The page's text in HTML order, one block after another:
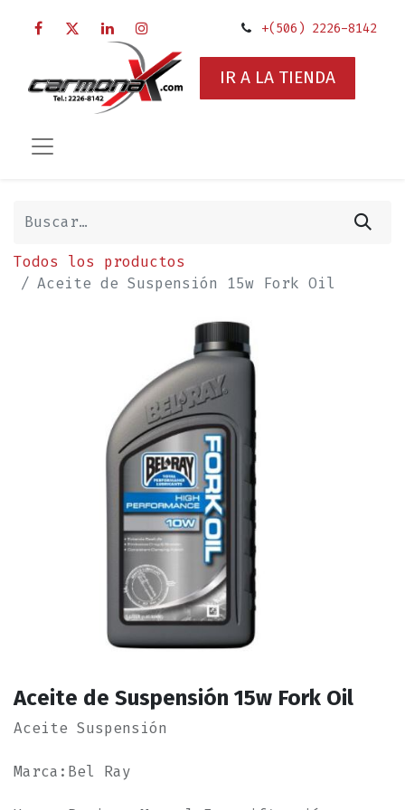
+(506) 2226-8142
IR A LA TIENDA
Todos los productos
Aceite de Suspensión 15w Fork Oil
Aceite de Suspensión 15w Fork Oil
Aceite Suspensión
Marca:Bel Ray